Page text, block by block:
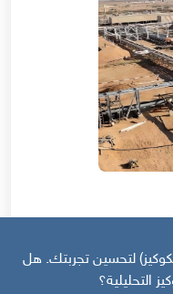
لتحسين تجربتك. هل
التحليلية؟